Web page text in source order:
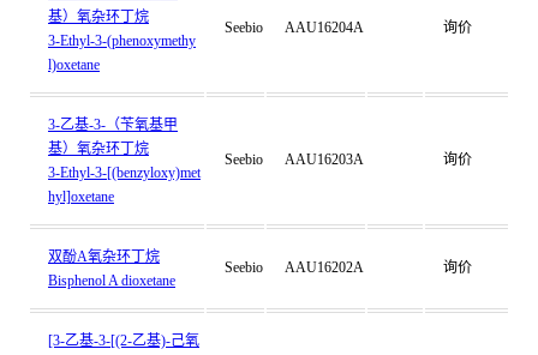
基）氧杂环丁烷
3-Ethyl-3-(phenoxymethy
l)oxetane
Seebio AAU16204A 询价
3-乙基-3-（苄氧基甲
基）氧杂环丁烷
3-Ethyl-3-[(benzyloxy)met
hyl]oxetane
Seebio AAU16203A 询价
双酚A氧杂环丁烷
Bisphenol A dioxetane
Seebio AAU16202A 询价
[3-乙基-3-[(2-乙基)-己氧